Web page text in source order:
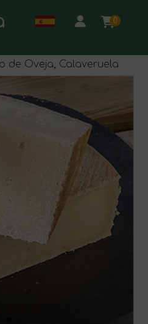
0
de Oveja, Calaveruela